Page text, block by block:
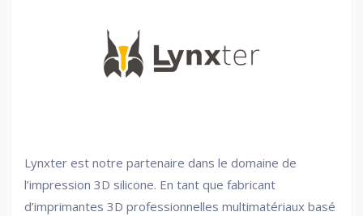
Lynxter est notre partenaire dans le domaine de
l’impression 3D silicone. En tant que fabricant
d’imprimantes 3D professionnelles multimatériaux basé